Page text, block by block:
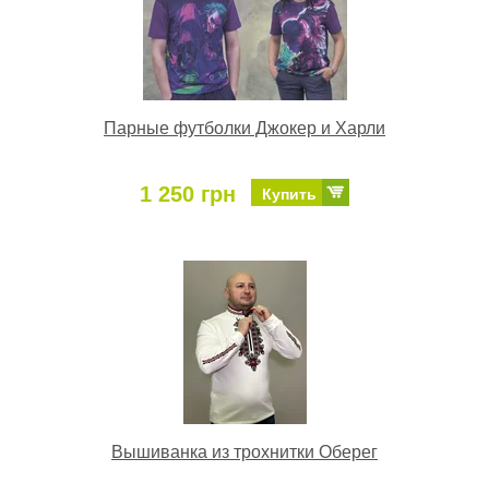
Парные футболки Джокер и Харли
1 250 грн Купить
Вышиванка из трохнитки Оберег